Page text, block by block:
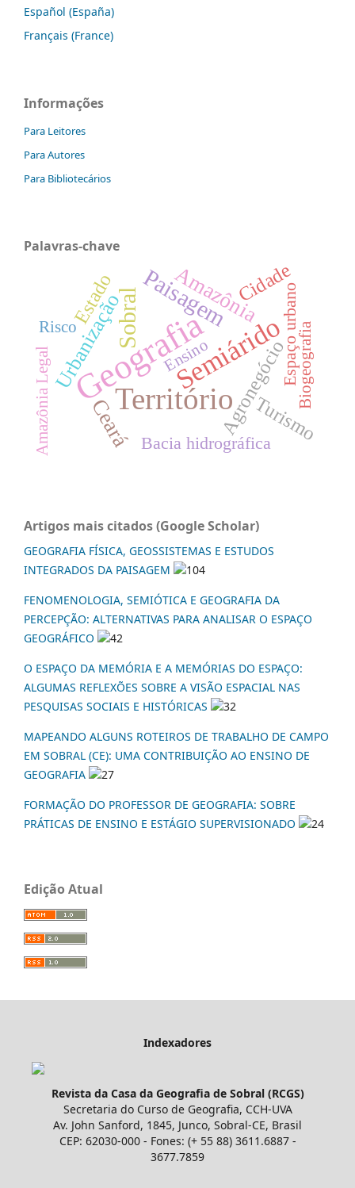
Español (España)
Français (France)
Informações
Para Leitores
Para Autores
Para Bibliotecários
Palavras-chave
Geografia
Território
Semiárido
SobralPaisagem
Ceará
Amazônia
Urbanização Agronegócio
Turismo
Cidade
Estado Espaço urbano
Bacia hidrográfica
Risco Biogeografia
Amazônia Legal Ensino
Artigos mais citados (Google Scholar)
GEOGRAFIA FÍSICA, GEOSSISTEMAS E ESTUDOS
INTEGRADOS DA PAISAGEM
104
FENOMENOLOGIA, SEMIÓTICA E GEOGRAFIA DA
PERCEPÇÃO: ALTERNATIVAS PARA ANALISAR O ESPAÇO
GEOGRÁFICO
42
O ESPAÇO DA MEMÓRIA E A MEMÓRIAS DO ESPAÇO:
ALGUMAS REFLEXÕES SOBRE A VISÃO ESPACIAL NAS
PESQUISAS SOCIAIS E HISTÓRICAS
32
MAPEANDO ALGUNS ROTEIROS DE TRABALHO DE CAMPO
EM SOBRAL (CE): UMA CONTRIBUIÇÃO AO ENSINO DE
GEOGRAFIA
27
FORMAÇÃO DO PROFESSOR DE GEOGRAFIA: SOBRE
PRÁTICAS DE ENSINO E ESTÁGIO SUPERVISIONADO
24
Edição Atual
Indexadores
Revista da Casa da Geografia de Sobral (RCGS)
Secretaria do Curso de Geografia, CCH-UVA
Av. John Sanford, 1845, Junco, Sobral-CE, Brasil
CEP: 62030-000 - Fones: (+ 55 88) 3611.6887 -
3677.7859